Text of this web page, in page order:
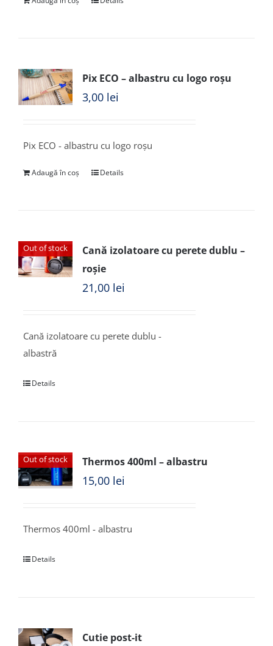
Pix ECO – albastru cu logo roșu
3,00 lei
Pix ECO - albastru cu logo roșu
Adaugă în coș Details
Out of stock
Cană izolatoare cu perete dublu –
roșie
21,00 lei
Cană izolatoare cu perete dublu -
albastră
Details
Out of stock Thermos 400ml – albastru
15,00 lei
Thermos 400ml - albastru
Details
Cutie post-it